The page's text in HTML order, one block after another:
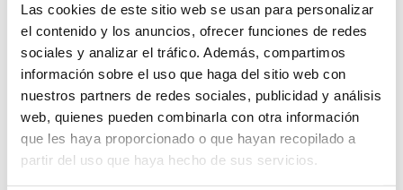
Las cookies de este sitio web se usan para personalizar
el contenido y los anuncios, ofrecer funciones de redes
sociales y analizar el tráfico. Además, compartimos
información sobre el uso que haga del sitio web con
nuestros partners de redes sociales, publicidad y análisis
web, quienes pueden combinarla con otra información
que les haya proporcionado o que hayan recopilado a
partir del uso que haya hecho de sus servicios.
Spotting: ¿Qué es y cómo afecta a la fertilidad?